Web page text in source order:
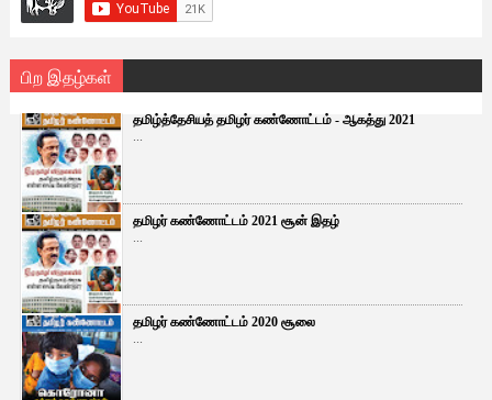
பிற இதழ்கள்
தமிழ்த்தேசியத் தமிழர் கண்ணோட்டம் - ஆகத்து 2021
...
தமிழர் கண்ணோட்டம் 2021 சூன் இதழ்
...
தமிழர் கண்ணோட்டம் 2020 சூலை
...